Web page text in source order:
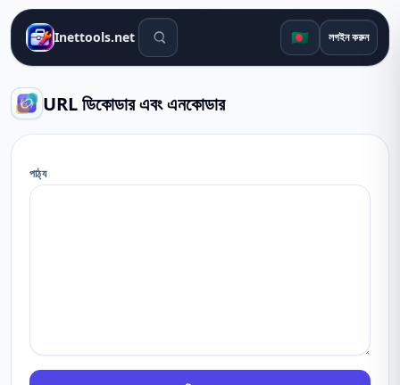
Inettools.net সার্চ টুলস 🇧🇩 লগইন করুন
URL ডিকোডার এবং এনকোডার
পাঠ্য